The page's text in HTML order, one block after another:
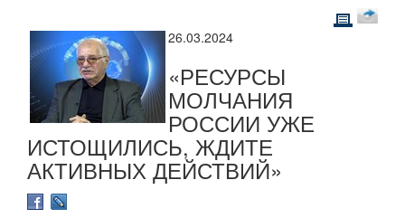
26.03.2024
«РЕСУРСЫ
МОЛЧАНИЯ
РОССИИ УЖЕ
ИСТОЩИЛИСЬ, ЖДИТЕ
АКТИВНЫХ ДЕЙСТВИЙ»